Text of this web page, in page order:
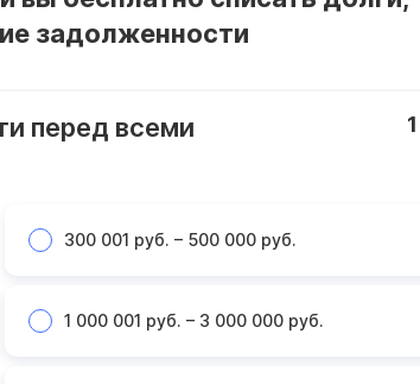
задолженности
перед всеми
300 001 руб. – 500 000 руб.
1 000 001 руб. – 3 000 000 руб.
1